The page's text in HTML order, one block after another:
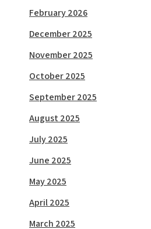
February 2026
December 2025
November 2025
October 2025
September 2025
August 2025
July 2025
June 2025
May 2025
April 2025
March 2025